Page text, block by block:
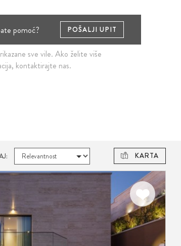
EUR (€)
pomoć? POŠALJI UPIT
sve vile. Ako želite više
kontaktirajte nas.
KARTA